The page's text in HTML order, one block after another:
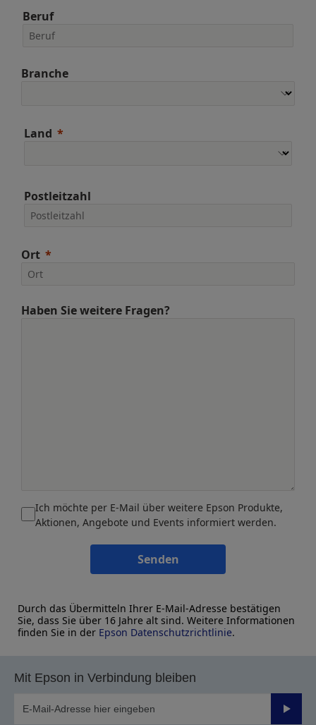
Beruf
Branche
Land
Postleitzahl
Ort
Haben Sie weitere Fragen?
Ich möchte per E-Mail über weitere Epson Produkte,
Aktionen, Angebote und Events informiert werden.
Senden
Durch das Übermitteln Ihrer E-Mail-Adresse bestätigen
Sie, dass Sie über 16 Jahre alt sind. Weitere Informationen
finden Sie in der Epson Datenschutzrichtlinie.
Mit Epson in Verbindung bleiben